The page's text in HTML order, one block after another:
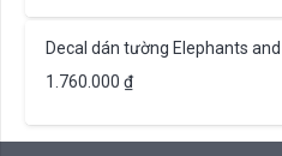
Decal dán tường Elephants
1.760.000 ₫